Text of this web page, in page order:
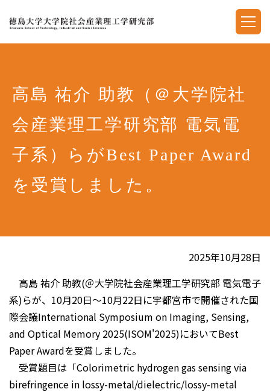
高島 祐介 助教（＠大学院社
会産業理工学研究部 電気電
子系）らがBest Paper Award
を受賞しました。
2025年10月28日
高島 祐介 助教(＠大学院社会産業理工学研究部 電気電子
系)らが、10月20日～10月22日に宇都宮市で開催された国
際会議International Symposium on Imaging, Sensing,
and Optical Memory 2025(ISOM'2025)においてBest
Paper Awardを受賞しました。
受賞題目は「Colorimetric hydrogen gas sensing via
birefringence in lossy-metal/dielectric/lossy-metal